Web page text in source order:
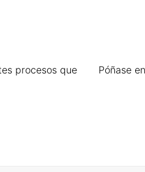
procesos que
Póñase